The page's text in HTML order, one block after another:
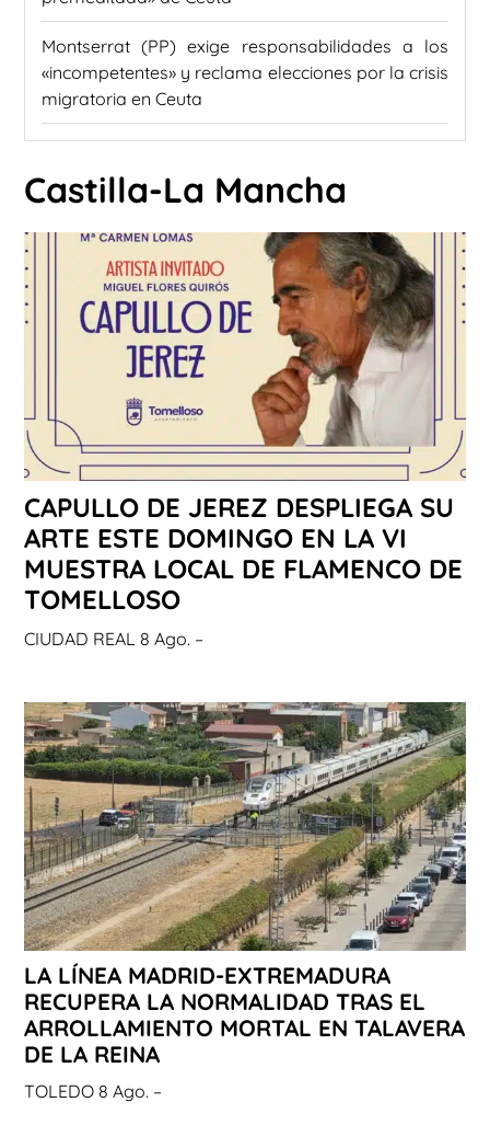
Montserrat (PP) exige responsabilidades a los
«incompetentes» y reclama elecciones por la crisis
migratoria en Ceuta
Castilla-La Mancha
CAPULLO DE JEREZ DESPLIEGA SU
ARTE ESTE DOMINGO EN LA VI
MUESTRA LOCAL DE FLAMENCO DE
TOMELLOSO
CIUDAD REAL 8 Ago. –
LA LÍNEA MADRID-EXTREMADURA
RECUPERA LA NORMALIDAD TRAS EL
ARROLLAMIENTO MORTAL EN TALAVERA
DE LA REINA
TOLEDO 8 Ago. –